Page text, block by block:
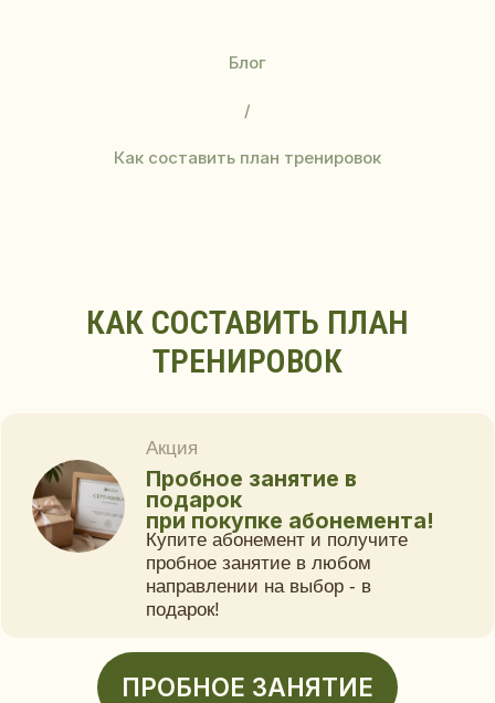
Блог
/
Как составить план тренировок
КАК СОСТАВИТЬ ПЛАН
ТРЕНИРОВОК
подарок
при покупке абонемента!
Акция
ПРОБНОЕ ЗАНЯТИЕ